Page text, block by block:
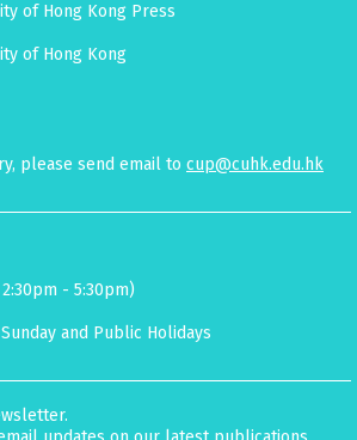
of Hong Kong Press
of Hong Kong
please send email to cup@cuhk.edu.hk
- 5:30pm)
and Public Holidays